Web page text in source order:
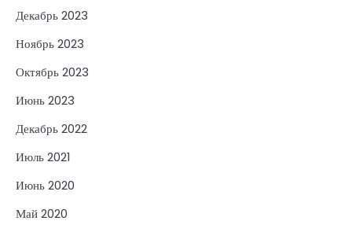
Декабрь 2023
Ноябрь 2023
Октябрь 2023
Июнь 2023
Декабрь 2022
Июль 2021
Июнь 2020
Май 2020